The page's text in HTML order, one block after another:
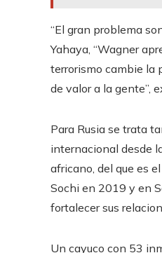
“El gran problema
Yahaya, “Wagner
terrorismo cambie la
de valor a la gente”,
Para Rusia se trata
internacional desde
africano, del que es
Sochi en 2019 y en
fortalecer sus
Un cayuco con 53